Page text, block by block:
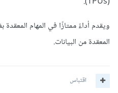
ويقدم أداءً ممتازًا في المهام
المعقدة من البيانات.
اقتباس